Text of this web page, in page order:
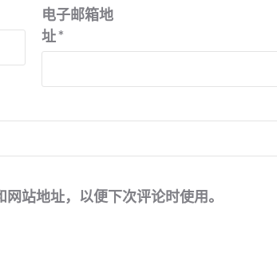
电子邮箱地
址*
站地址，以便下次评论时使用。